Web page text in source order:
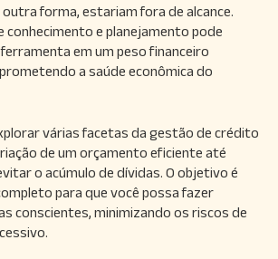
forma, estariam fora de alcance.
conhecimento e planejamento pode
em um peso financeiro
a saúde econômica do
várias facetas da gestão de crédito
de um orçamento eficiente até
o acúmulo de dívidas. O objetivo é
para que você possa fazer
conscientes, minimizando os riscos de